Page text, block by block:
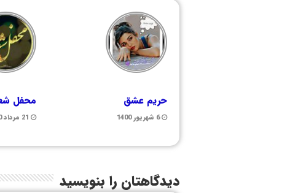
حریم عشق
6 شهریور 1400
محفل
21 مرداد 1400
دیدگاهتان را بنویسید